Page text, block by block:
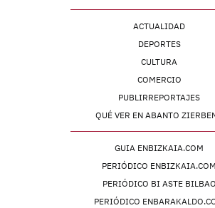
ACTUALIDAD
DEPORTES
CULTURA
COMERCIO
PUBLIRREPORTAJES
QUÉ VER EN ABANTO
GUIA ENBIZKAIA.COM
PERIÓDICO ENBIZKAIA.COM
PERIÓDICO BI ASTE BILBAO
PERIÓDICO